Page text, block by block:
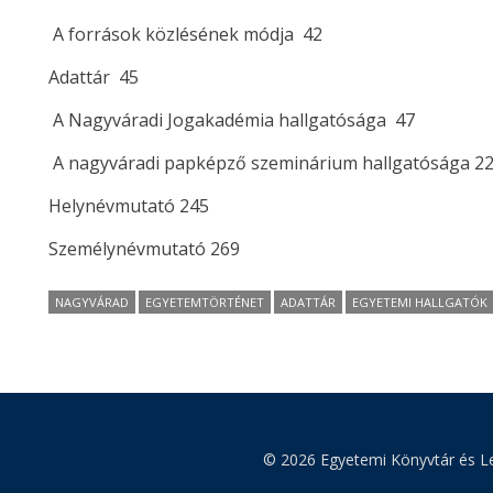
A források közlésének módja 42
Adattár 45
A Nagyváradi Jogakadémia hallgatósága 47
A nagyváradi papképző szeminárium hallgatósága
Helynévmutató 245
Személynévmutató 269
NAGYVÁRAD EGYETEMTÖRTÉNET ADATTÁR EGYETEMI HALLGATÓK
© 2026 Egyetemi Könyvtár és